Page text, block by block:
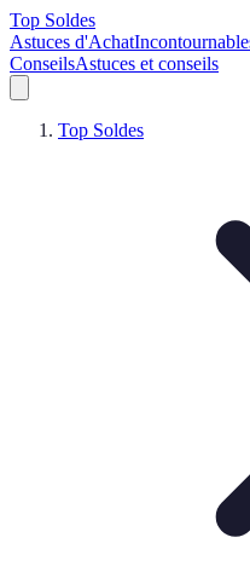
Top Soldes
Astuces d'Achat
ConseilsAstuces et conseils
Top Soldes